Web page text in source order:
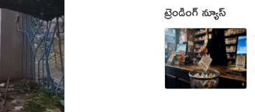
ట్రెండింగ్ న్యూస్